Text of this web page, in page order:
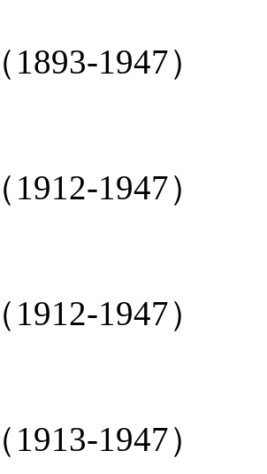
1947）
1947）
1947）
1947）